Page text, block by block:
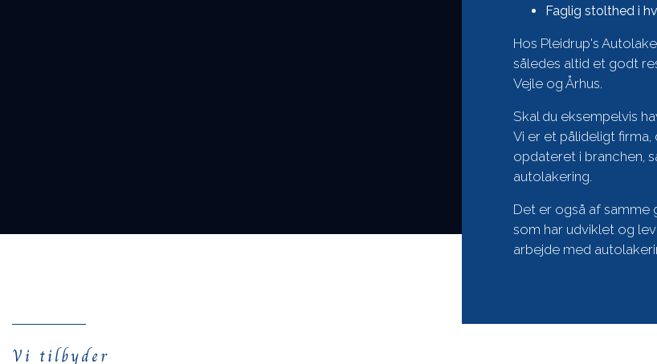
Faglig stolthed i
Hos Pleidrup's
således altid et godt
Vejle og Århus.
Skal du eksempelvis
Vi er et pålideligt
opdateret i branchen,
autolakering.
Det er også af samme
som har udviklet og
arbejde med
Vi tilbyder